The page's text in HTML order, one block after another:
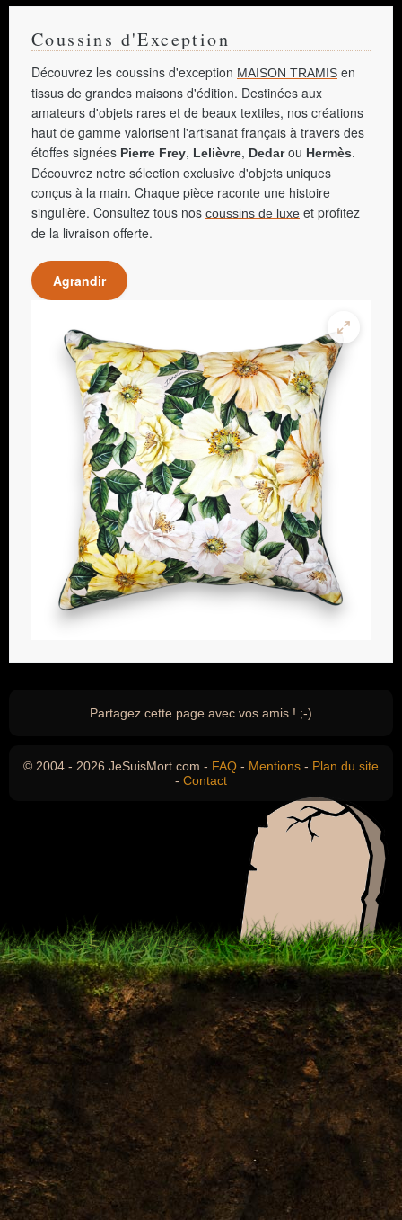
Coussins d'Exception
Découvrez les coussins d'exception MAISON TRAMIS en
tissus de grandes maisons d'édition. Destinées aux
amateurs d'objets rares et de beaux textiles, nos créations
haut de gamme valorisent l'artisanat français à travers des
étoffes signées Pierre Frey, Lelièvre, Dedarou Hermès.
Découvrez notre sélection exclusive d'objets uniques
conçus à la main. Chaque pièce raconte une histoire
singulière. Consultez tous nos coussins de luxe et profitez
de la livraison offerte.
Agrandir
Partagez cette page avec vos amis ! ;-)
© 2004 - 2026 JeSuisMort.com - FAQ - Mentions - Plan du site
- Contact